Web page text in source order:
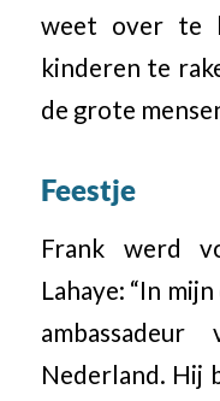
weet over te
kinderen te
de grote
Feestje
Frank werd
Lahaye: “In
Nederland. Hij